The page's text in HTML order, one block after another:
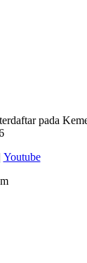
pada
Youtube